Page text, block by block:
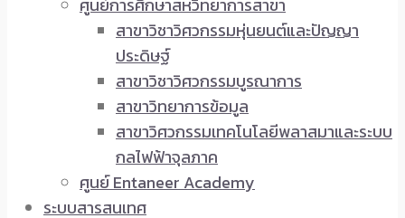
ศูนย์การศึกษาสหวิทยาการสาขา
สาขาวิชาวิศวกรรมหุ่นยนต์และปัญญา
ประดิษฐ์
สาขาวิชาวิศวกรรมบูรณาการ
สาขาวิทยาการข้อมูล
สาขาวิศวกรรมเทคโนโลยีพลาสมาและระบบ
กลไฟฟ้าจุลภาค
ศูนย์ Entaneer Academy
ระบบสารสนเทศ